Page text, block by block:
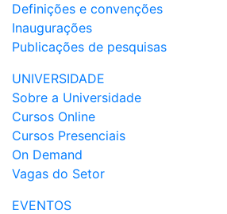
Definições e convenções
Inaugurações
Publicações de pesquisas
UNIVERSIDADE
Sobre a Universidade
Cursos Online
Cursos Presenciais
On Demand
Vagas do Setor
EVENTOS